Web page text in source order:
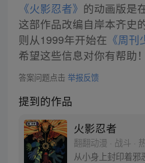
《火影忍者》 的动画版是
这部作品改编自岸本齐史
则从1999年开始在 《周刊
希望这些信息对你有帮助！
答案问题点击 举报反馈
提到的作品
火影忍者
翻翻动漫 · 战斗 ·
从小身上封印着邪